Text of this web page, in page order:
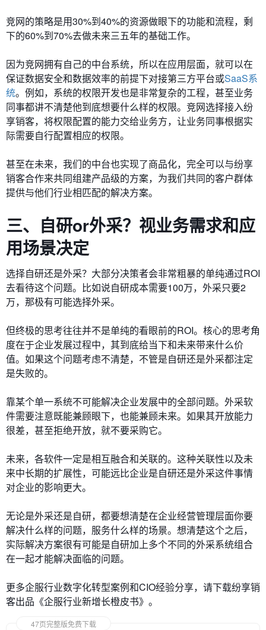
竞网的策略是用30%到40%的资源做眼下的功能和流程，剩
下的60%到70%去做未来三五年的基础工作。
因为竞网拥有自己的中台系统，所以在应用层面，就可以在
保证数据安全和数据效率的前提下对接第三方平台或SaaS系
统。例如，系统的权限开发也是非常复杂的工程，甚至业务
同事都讲不清楚他到底想要什么样的权限。竞网选择接入纷
享销客，将权限配置的能力交给业务方，让业务同事根据实
际需要自行配置相应的权限。
甚至在未来，我们的中台也实现了商品化，完全可以与纷享
销客合作来共同组建产品级的方案，为我们共同的客户群体
提供与他们行业相匹配的解决方案。
三、自研or外采？视业务需求和应
用场景决定
选择自研还是外采？大部分决策者会非常粗暴的单纯通过ROI
去看待这个问题。比如说自研成本需要100万，外采只要2
万，那极有可能选择外采。
但终极的思考往往并不是单纯的看眼前的ROI。核心的思考角
度在于企业发展过程中，其到底给当下和未来带来什么价
值。如果这个问题考虑不清楚，不管是自研还是外采都注定
是失败的。
靠某个单一系统不可能解决企业发展中的全部问题。外采软
件需要注意既能兼顾眼下，也能兼顾未来。如果其开放能力
很差，甚至拒绝开放，就不要采购它。
未来，各软件一定是相互融合和关联的。这种关联性以及未
来中长期的扩展性，可能远比企业是自研还是外采这件事情
对企业的影响更大。
无论是外采还是自研，都要想清楚在企业经营管理层面你要
解决什么样的问题，服务什么样的场景。想清楚这个之后，
实际解决方案很有可能是自研加上多个不同的外采系统组合
在一起才能解决面临的问题。
更多企服行业数字化转型案例和CIO经验分享，请下载纷享销
客出品《企服行业新增长橙皮书》。
47页完整版免费下载